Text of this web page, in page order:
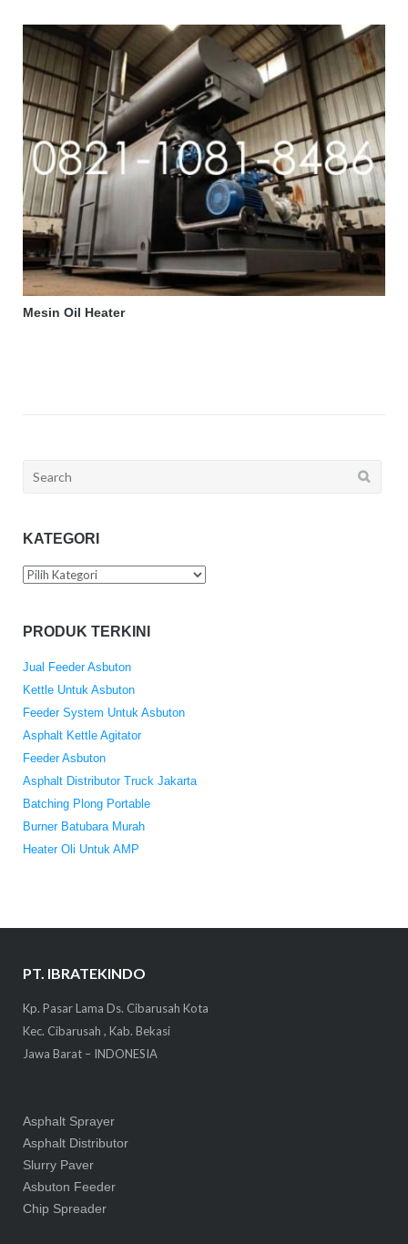
Mesin Oil Heater
Search
KATEGORI
Kategori
PRODUK TERKINI
Jual Feeder Asbuton
Kettle Untuk Asbuton
Feeder System Untuk Asbuton
Asphalt Kettle Agitator
Feeder Asbuton
Asphalt Distributor Truck Jakarta
Batching Plong Portable
Burner Batubara Murah
Heater Oli Untuk AMP
PT. IBRATEKINDO
Kp. Pasar Lama Ds. Cibarusah Kota
Kec. Cibarusah , Kab. Bekasi
Jawa Barat – INDONESIA
Asphalt Sprayer
Asphalt Distributor
Slurry Paver
Asbuton Feeder
Chip Spreader